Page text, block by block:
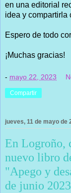
en una editorial
idea y compartirla
Espero de todo
¡Muchas gracias!
- mayo 22, 2023
Compartir
jueves, 11 de mayo de
En Logroño,
nuevo libro
"Apego y
de junio 2023